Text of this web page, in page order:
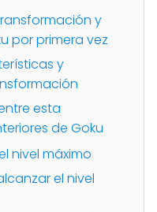
y
por primera vez
y
esta
de Goku
nivel máximo
el nivel